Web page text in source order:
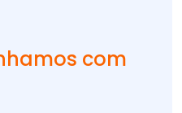
com